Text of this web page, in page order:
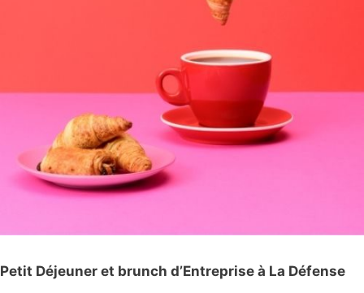
Petit Déjeuner et brunch d’Entreprise à La Défense